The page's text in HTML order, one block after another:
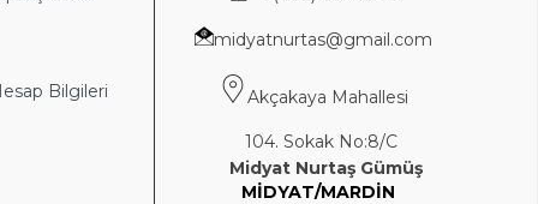
midyatnurtas@gmail.com
Bilgileri Akçakaya Mahallesi
104. Sokak No:8/C
Midyat Nurtaş Gümüş
MİDYAT/MARDİN